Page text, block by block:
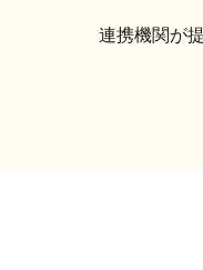
連携機関が